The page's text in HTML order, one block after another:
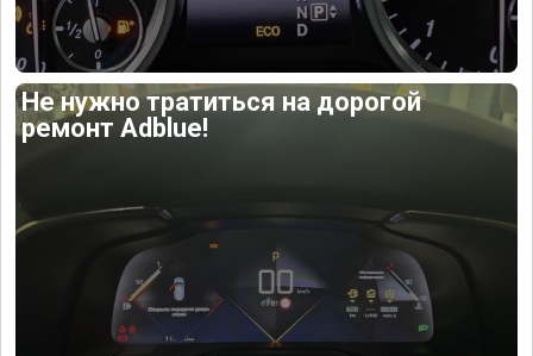
Не нужно тратиться на дорогой
ремонт Adblue!